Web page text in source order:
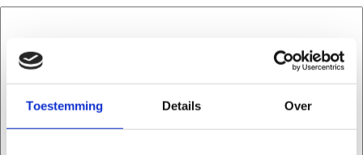
Toestemming Details Over